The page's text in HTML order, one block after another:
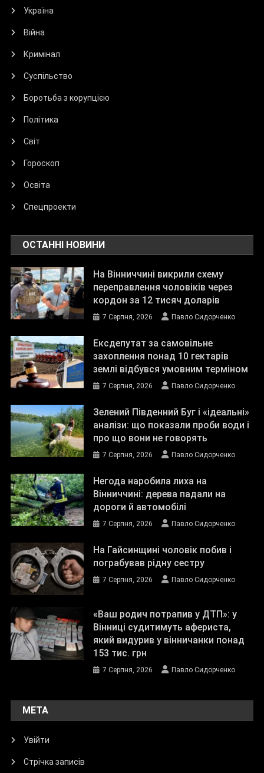
Україна
Війна
Кримінал
Суспільство
Боротьба з корупцією
Політика
Світ
Гороскоп
Освіта
Спецпроекти
ОСТАННІ НОВИНИ
На Вінниччині викрили схему
переправлення чоловіків через
кордон за 12 тисяч доларів
7 Серпня, 2026 Павло Сидорченко
Ексдепутат за самовільне
захоплення понад 10 гектарів
землі відбувся умовним терміном
7 Серпня, 2026 Павло Сидорченко
Зелений Південний Буг і «ідеальні»
аналізи: що показали проби води і
про що вони не говорять
7 Серпня, 2026 Павло Сидорченко
Негода наробила лиха на
Вінниччині: дерева падали на
дороги й автомобілі
7 Серпня, 2026 Павло Сидорченко
На Гайсинщині чоловік побив і
пограбував рідну сестру
7 Серпня, 2026 Павло Сидорченко
«Ваш родич потрапив у ДТП»: у
Вінниці судитимуть афериста,
який видурив у вінничанки понад
153 тис. грн
7 Серпня, 2026 Павло Сидорченко
МЕТА
Увійти
Стрічка записів